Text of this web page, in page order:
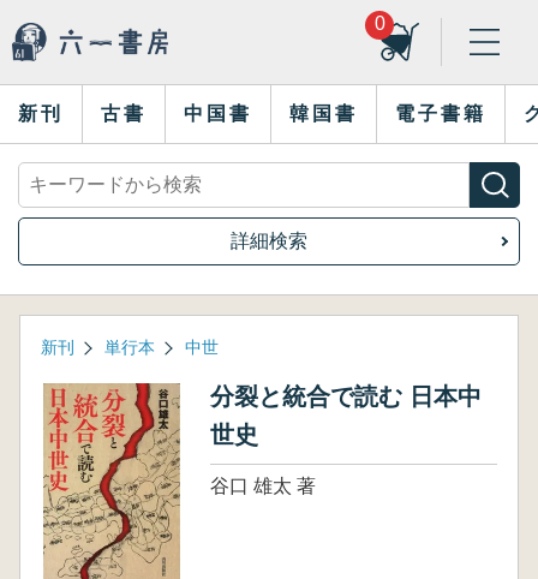
0
新刊 古書 中国書 韓国書 電子書籍
詳細検索
新刊 単行本 中世
分裂と統合で読む 日本中
世史
谷口 雄太 著